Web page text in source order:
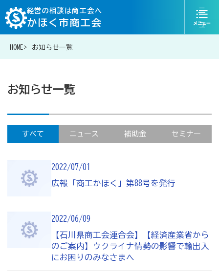
経営の相談は商工会へ
かほく市商工会
ニ
ュ
HOME お知らせ一覧
お知らせ一覧
すべて ニュース 補助金 セミナー
2022/07/01
広報「商工かほく」第88号を発行
2022/06/09
【石川県商工会連合会】【経済産業省から
のご案内】ウクライナ情勢の影響で輸出入
にお困りのみなさまへ
お問い合わせ
商工会が扱う融資・金融制度
令和6年能登半島地震等災害に関する支援情報
商工会の共済・保険